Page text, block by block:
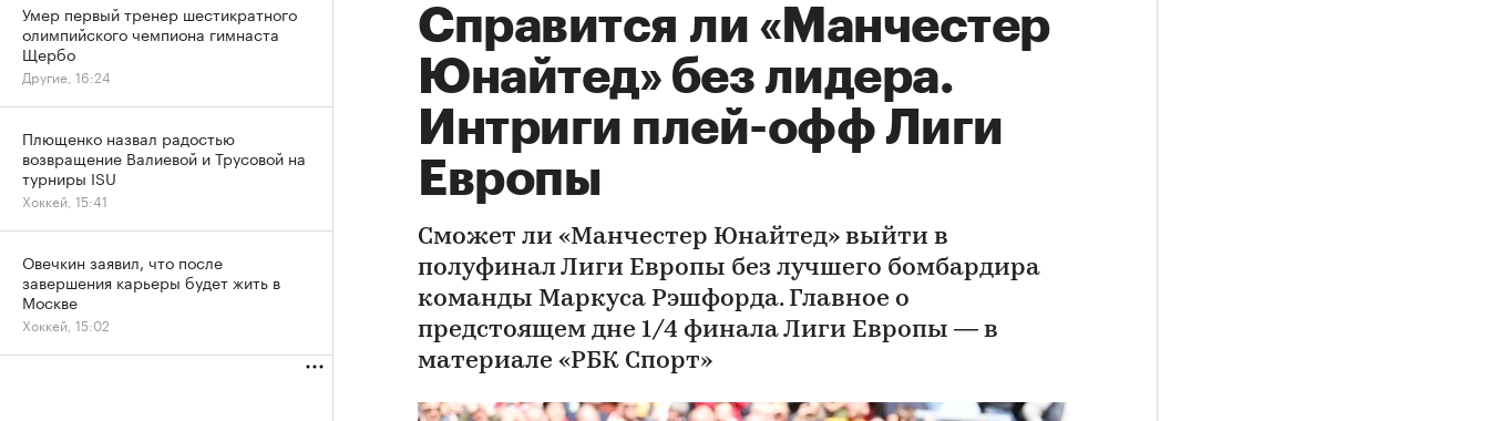
Справится ли «Манчестер
Юнайтед» без лидера.
Интриги плей-офф Лиги
Европы
Сможет ли «Манчестер Юнайтед» выйти в
полуфинал Лиги Европы без лучшего бомбардира
команды Маркуса Рэшфорда. Главное о
предстоящем дне 1/4 финала Лиги Европы — в
материале «РБК Спорт»
Умер первый тренер шестикратного
олимпийского чемпиона гимнаста
Щербо
Другие, 16:24
Плющенко назвал радостью
возвращение Валиевой и Трусовой на
турниры ISU
Хоккей, 15:41
Овечкин заявил, что после
завершения карьеры будет жить в
Москве
Хоккей, 15:02